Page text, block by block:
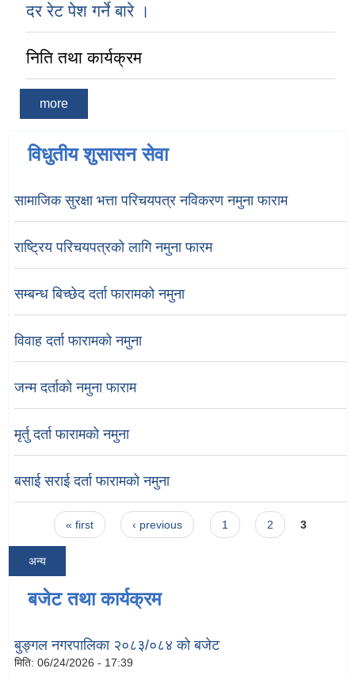
दर रेट पेश गर्ने बारे ।
निति तथा कार्यक्रम
more
विधुतीय शुसासन सेवा
सामाजिक सुरक्षा भत्ता परिचयपत्र नविकरण नमुना फाराम
राष्ट्रिय परिचयपत्रको लागि नमुना फारम
सम्बन्ध बिच्छेद दर्ता फारामको नमुना
विवाह दर्ता फारामको नमुना
जन्म दर्ताको नमुना फाराम
मृर्तु दर्ता फारामको नमुना
बसाई सराई दर्ता फारामको नमुना
Pages« first ‹ previous 1 2 3
अन्य
बजेट तथा कार्यक्रम
बुङ्गल नगरपालिका २०८३/०८४ को बजेट
मिति: 06/24/2026 - 17:39